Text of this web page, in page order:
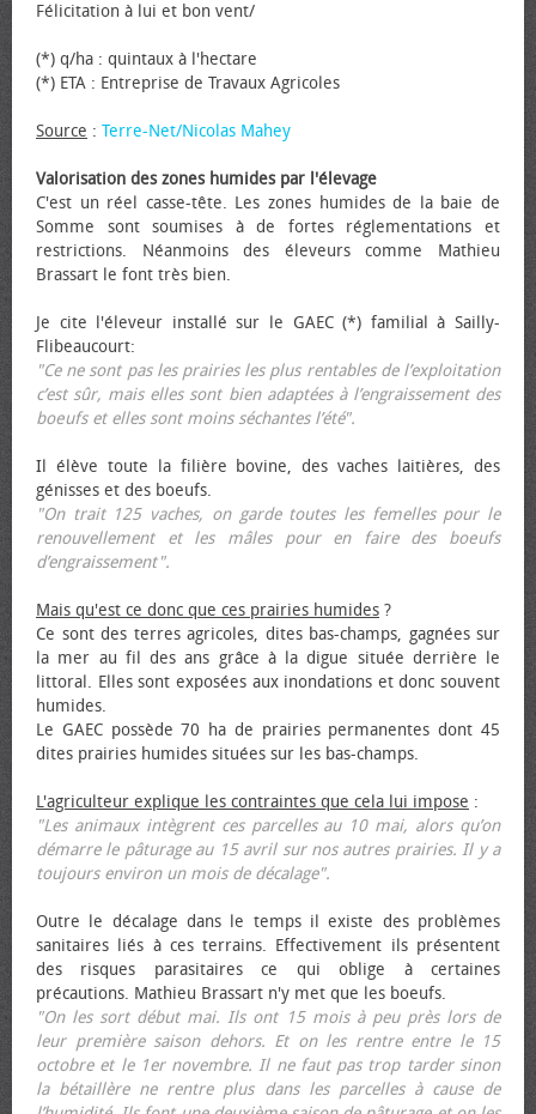
Félicitation à lui et bon vent/
(*) q/ha : quintaux à l'hectare
(*) ETA : Entreprise de Travaux Agricoles
Source : Terre-Net/Nicolas Mahey
Valorisation des zones humides par l'élevage
C'est un réel casse-tête. Les zones humides de la baie de
Somme sont soumises à de fortes réglementations et
restrictions. Néanmoins des éleveurs comme Mathieu
Brassart le font très bien.
Je cite l'éleveur installé sur le GAEC (*) familial à Sailly-
Flibeaucourt:
"Ce ne sont pas les prairies les plus rentables de l’exploitation
c’est sûr, mais elles sont bien adaptées à l’engraissement des
bœufs et elles sont moins séchantes l’été".
Il élève toute la filière bovine, des vaches laitières, des
génisses et des bœufs.
"On trait 125 vaches, on garde toutes les femelles pour le
renouvellement et les mâles pour en faire des bœufs
d’engraissement".
Mais qu'est ce donc que ces prairies humides ?
Ce sont des terres agricoles, dites bas-champs, gagnées sur
la mer au fil des ans grâce à la digue située derrière le
littoral. Elles sont exposées aux inondations et donc souvent
humides.
Le GAEC possède 70 ha de prairies permanentes dont 45
dites prairies humides situées sur les bas-champs.
L'agriculteur explique les contraintes que cela lui impose :
"Les animaux intègrent ces parcelles au 10 mai, alors qu’on
démarre le pâturage au 15 avril sur nos autres prairies. Il y a
toujours environ un mois de décalage".
Outre le décalage dans le temps il existe des problèmes
sanitaires liés à ces terrains. Effectivement ils présentent
des risques parasitaires ce qui oblige à certaines
précautions. Mathieu Brassart n'y met que les bœufs.
"On les sort début mai. Ils ont 15 mois à peu près lors de
leur première saison dehors. Et on les rentre entre le 15
octobre et le 1er novembre. Il ne faut pas trop tarder sinon
la bétaillère ne rentre plus dans les parcelles à cause de